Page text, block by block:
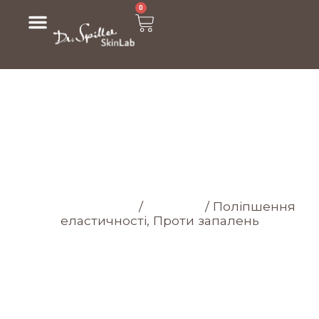
0
/ / Поліпшення
еластичності, Проти запалень